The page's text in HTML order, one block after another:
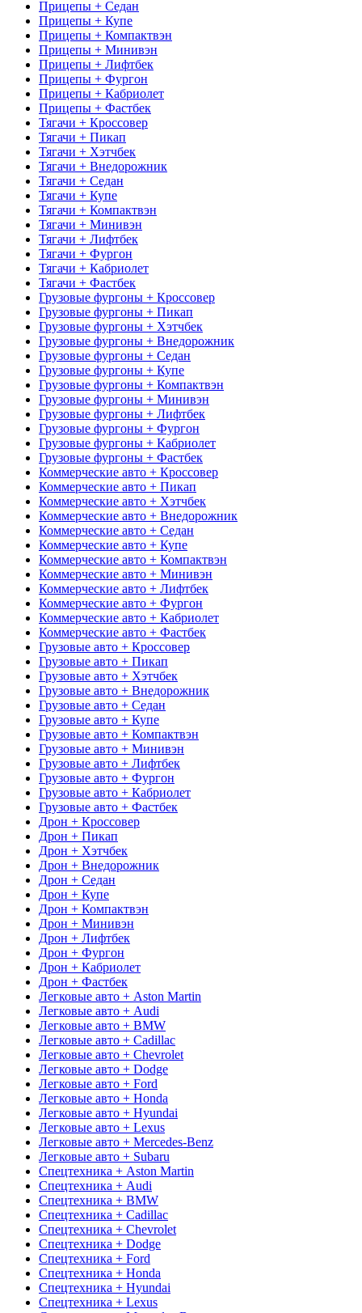
Прицепы + Седан
Прицепы + Купе
Прицепы + Компактвэн
Прицепы + Минивэн
Прицепы + Лифтбек
Прицепы + Фургон
Прицепы + Кабриолет
Прицепы + Фастбек
Тягачи + Кроссовер
Тягачи + Пикап
Тягачи + Хэтчбек
Тягачи + Внедорожник
Тягачи + Седан
Тягачи + Купе
Тягачи + Компактвэн
Тягачи + Минивэн
Тягачи + Лифтбек
Тягачи + Фургон
Тягачи + Кабриолет
Тягачи + Фастбек
Грузовые фургоны + Кроссовер
Грузовые фургоны + Пикап
Грузовые фургоны + Хэтчбек
Грузовые фургоны + Внедорожник
Грузовые фургоны + Седан
Грузовые фургоны + Купе
Грузовые фургоны + Компактвэн
Грузовые фургоны + Минивэн
Грузовые фургоны + Лифтбек
Грузовые фургоны + Фургон
Грузовые фургоны + Кабриолет
Грузовые фургоны + Фастбек
Коммерческие авто + Кроссовер
Коммерческие авто + Пикап
Коммерческие авто + Хэтчбек
Коммерческие авто + Внедорожник
Коммерческие авто + Седан
Коммерческие авто + Купе
Коммерческие авто + Компактвэн
Коммерческие авто + Минивэн
Коммерческие авто + Лифтбек
Коммерческие авто + Фургон
Коммерческие авто + Кабриолет
Коммерческие авто + Фастбек
Грузовые авто + Кроссовер
Грузовые авто + Пикап
Грузовые авто + Хэтчбек
Грузовые авто + Внедорожник
Грузовые авто + Седан
Грузовые авто + Купе
Грузовые авто + Компактвэн
Грузовые авто + Минивэн
Грузовые авто + Лифтбек
Грузовые авто + Фургон
Грузовые авто + Кабриолет
Грузовые авто + Фастбек
Дрон + Кроссовер
Дрон + Пикап
Дрон + Хэтчбек
Дрон + Внедорожник
Дрон + Седан
Дрон + Купе
Дрон + Компактвэн
Дрон + Минивэн
Дрон + Лифтбек
Дрон + Фургон
Дрон + Кабриолет
Дрон + Фастбек
Легковые авто + Aston Martin
Легковые авто + Audi
Легковые авто + BMW
Легковые авто + Cadillac
Легковые авто + Chevrolet
Легковые авто + Dodge
Легковые авто + Ford
Легковые авто + Honda
Легковые авто + Hyundai
Легковые авто + Lexus
Легковые авто + Mercedes-Benz
Легковые авто + Subaru
Спецтехника + Aston Martin
Спецтехника + Audi
Спецтехника + BMW
Спецтехника + Cadillac
Спецтехника + Chevrolet
Спецтехника + Dodge
Спецтехника + Ford
Спецтехника + Honda
Спецтехника + Hyundai
Спецтехника + Lexus